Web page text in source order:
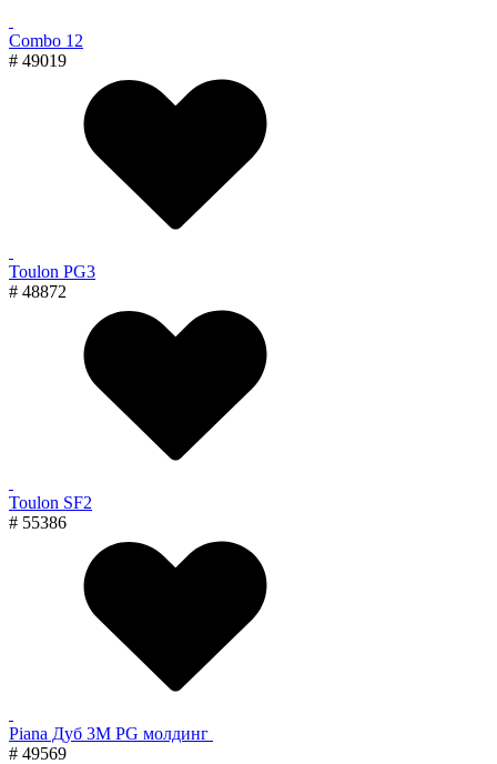
Combo 12
# 49019
Toulon PG3
# 48872
Toulon SF2
# 55386
Piana Дуб 3M PG молдинг
# 49569